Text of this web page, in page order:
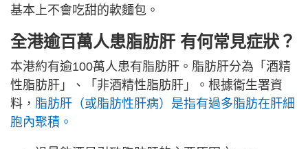
基本上不會吃甜的軟麵包。
全港逾百萬人患脂肪肝 有何常見症狀？
本港約有逾100萬人患有脂肪肝。脂肪肝分為「酒精
性脂肪肝」、「非酒精性脂肪肝」。根據衞生署資
料， 脂肪肝（或脂肪性肝病）是指有過多脂肪在肝細
胞內聚積。